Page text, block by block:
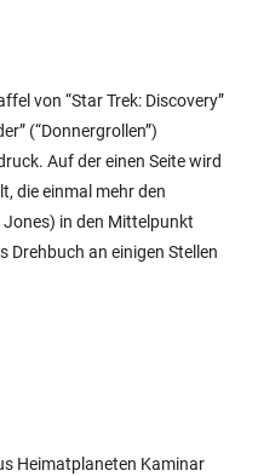
von “Star Trek: Discovery”
(“Donnergrollen”)
Auf der einen Seite wird
die einmal mehr den
in den Mittelpunkt
Drehbuch an einigen Stellen
Heimatplaneten Kaminar